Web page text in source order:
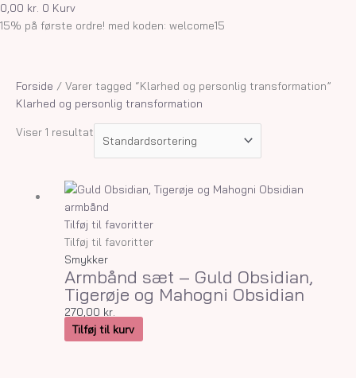
0,00 kr. 0 Kurv
15% på første ordre! med koden: welcome15
Forside / Varer tagged “Klarhed og personlig transformation”
Klarhed og personlig transformation
Viser 1 resultat
Tilføj til favoritter
Tilføj til favoritter
Smykker
Armbånd sæt – Guld Obsidian,
Tigerøje og Mahogni Obsidian
270,00 kr.
Tilføj til kurv